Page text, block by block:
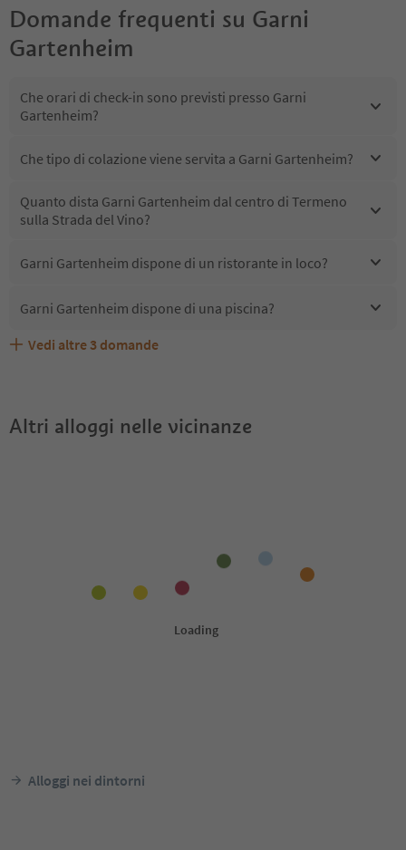
Domande frequenti su Garni
Gartenheim
Che orari di check-in sono previsti presso Garni
Gartenheim?
Che tipo di colazione viene servita a Garni Gartenheim?
Quanto dista Garni Gartenheim dal centro di Termeno
sulla Strada del Vino?
Garni Gartenheim dispone di un ristorante in loco?
Garni Gartenheim dispone di una piscina?
Garni Gartenheim accetta animali domestici?
Quali servizi/attività sono disponibili presso Garni
Gli ospiti di Garni Gartenheim ricevono l'Alto Adige Guest
Vedi altre 3 domande
Altri alloggi nelle vicinanze
Alloggi nei dintorni